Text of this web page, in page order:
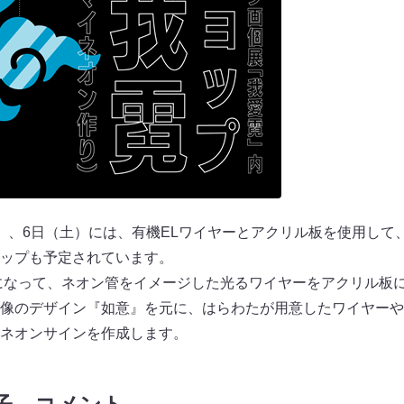
、6日（土）には、有機ELワイヤーとアクリル板を使用して
プも予定されています。
って、ネオン管をイメージした光るワイヤーをアクリル板
のデザイン『如意』を元に、はらわたが用意したワイヤー
オンサインを作成します。